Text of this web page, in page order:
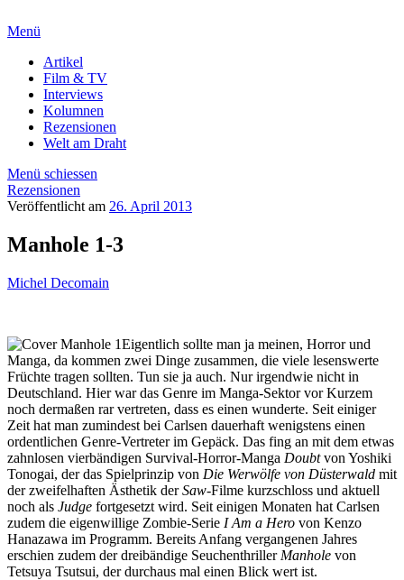
Menü
Artikel
Film & TV
Interviews
Kolumnen
Rezensionen
Welt am Draht
Menü schiessen
Rezensionen
Veröffentlicht am 26. April 2013
Manhole 1-3
Michel Decomain
Eigentlich sollte man ja meinen, Horror und
Manga, da kommen zwei Dinge zusammen, die viele lesenswerte
Früchte tragen sollten. Tun sie ja auch. Nur irgendwie nicht in
Deutschland. Hier war das Genre im Manga-Sektor vor Kurzem
noch dermaßen rar vertreten, dass es einen wunderte. Seit einiger
Zeit hat man zumindest bei Carlsen dauerhaft wenigstens einen
ordentlichen Genre-Vertreter im Gepäck. Das fing an mit dem etwas
zahnlosen vierbändigen Survival-Horror-Manga Doubtvon Yoshiki
Tonogai, der das Spielprinzip von Die Werwölfe von Düsterwald mit
der zweifelhaften Ästhetik derSaw-Filme kurzschloss und aktuell
noch als Judge fortgesetzt wird. Seit einigen Monaten hat Carlsen
zudem die eigenwillige Zombie-Serie I Am a Hero von Kenzo
Hanazawa im Programm. Bereits Anfang vergangenen Jahres
erschien zudem der dreibändige Seuchenthriller Manhole von
Tetsuya Tsutsui, der durchaus mal einen Blick wert ist.